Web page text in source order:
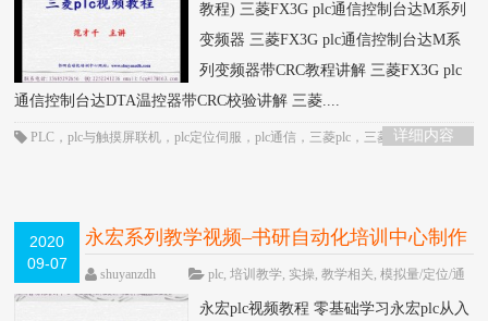
教程) 三菱FX3G plc通信控制台达M系列
变频器 三菱FX3G plc通信控制台达M系
列变频器带CRC教程讲解 三菱FX3G plc
通信控制台达DTA温控器带CRC校验讲解 三菱....
详细内容
PLC ，plc与触摸屏联机 ，plc定位伺服 ，plc通信 ， 三菱plc ， 三菱plc定位，三
2020
09-07
永宏系列教学视频–书研自动化培训中心制作
HOTshuyanzdh plc,培训教学, 实操,教学相关,模拟量/定位/通
信,永宏,高级教程
永宏plc视频教程 零基础学习永宏plc从入